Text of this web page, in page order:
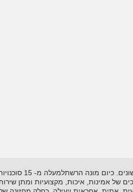
רשת "אל-הנכס"
של אמינות, איכות, מקצועיות ומתן